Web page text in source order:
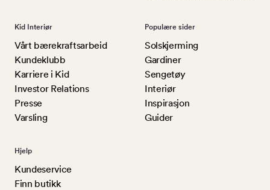
Kid Interiør
Vårt bærekraftsarbeid
Kundeklubb
Karriere i Kid
Investor Relations
Presse
Varsling
Populære sider
Solskjerming
Gardiner
Sengetøy
Interiør
Inspirasjon
Guider
Hjelp
Kundeservice
Finn butikk